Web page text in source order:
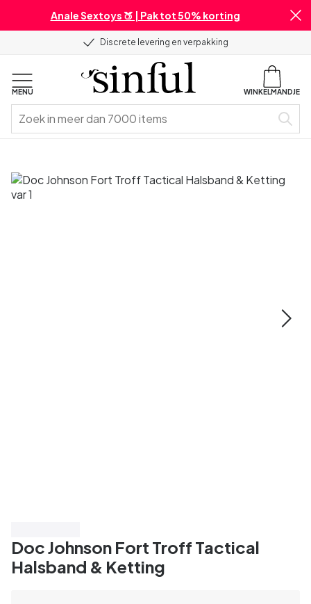
Anale Sextoys 🍑 | Pak tot 50% korting
Discrete levering en verpakking
MENU WINKELMANDJE
Doc Johnson Fort Troff Tactical
Halsband & Ketting